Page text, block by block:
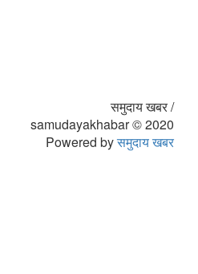
समुदाय खबर /
samudayakhabar © 2020
Powered byसमुदाय खबर